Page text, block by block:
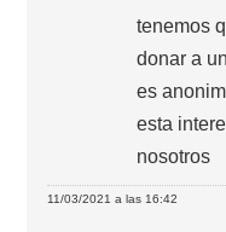
tenemos
donar a
es
esta
nosotros
11/03/2021 a las 16:42